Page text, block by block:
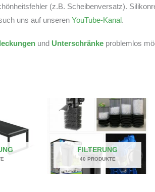
(z.B. Scheibenversatz).
uns auf unseren YouTube-Kanal.
und Unterschränke problemlos
FILTERUNG
40 PRODUKTE